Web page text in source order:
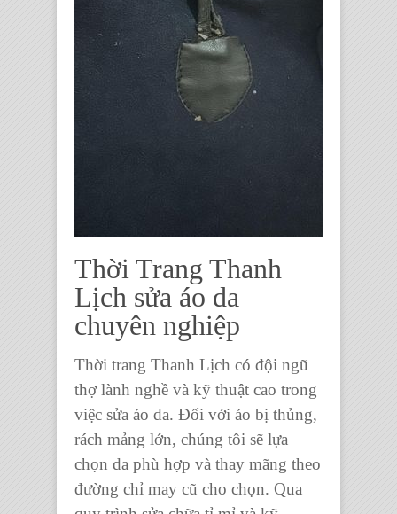
Thời Trang Thanh
Lịch sửa áo da
chuyên nghiệp
Thời trang Thanh Lịch có đội ngũ
thợ lành nghề và kỹ thuật cao trong
việc sửa áo da. Đối với áo bị thủng,
rách mảng lớn, chúng tôi sẽ lựa
chọn da phù hợp và thay mãng theo
đường chỉ may cũ cho chọn. Qua